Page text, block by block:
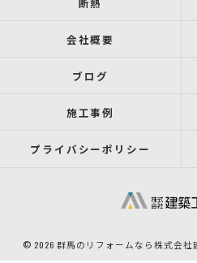
会社概要
ブログ
施工事例
プライバシーポリシー
© 2026 群馬のリフォームなら株式会社建